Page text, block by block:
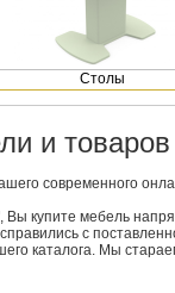
Столы
и
современного
Вы купите мебель
с
каталога. Мы